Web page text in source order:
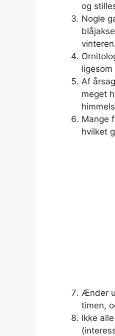
og
Nogle
Af
meget
Mange
hvilket
Ænder
timen,
Ikke